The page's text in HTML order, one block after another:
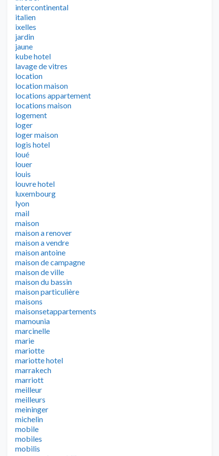
intercontinental
italien
ixelles
jardin
jaune
kube hotel
lavage de vitres
location
location maison
locations appartement
locations maison
logement
loger
loger maison
logis hotel
loué
louer
louis
louvre hotel
luxembourg
lyon
mail
maison
maison a renover
maison a vendre
maison antoine
maison de campagne
maison de ville
maison du bassin
maison particulière
maisons
maisonsetappartements
mamounia
marcinelle
marie
mariotte
mariotte hotel
marrakech
marriott
meilleur
meilleurs
meininger
michelin
mobile
mobiles
mobilis